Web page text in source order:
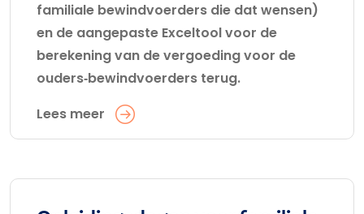
familiale bewindvoerders die dat wensen)
en de aangepaste Exceltool voor de
berekening van de vergoeding voor de
ouders‑bewindvoerders terug.
Lees meer